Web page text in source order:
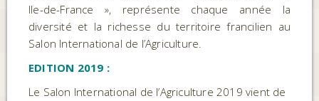
Ile-de-France », représente chaque année la
diversité et la richesse du territoire francilien au
Salon International de l’Agriculture.
EDITION 2019 :
Le Salon International de l’Agriculture 2019 vient de